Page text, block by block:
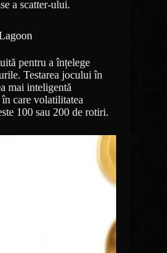
a scatter-ului.
pentru a înțelege
Testarea jocului în
mai inteligentă
care volatilitatea
100 sau 200 de rotiri.